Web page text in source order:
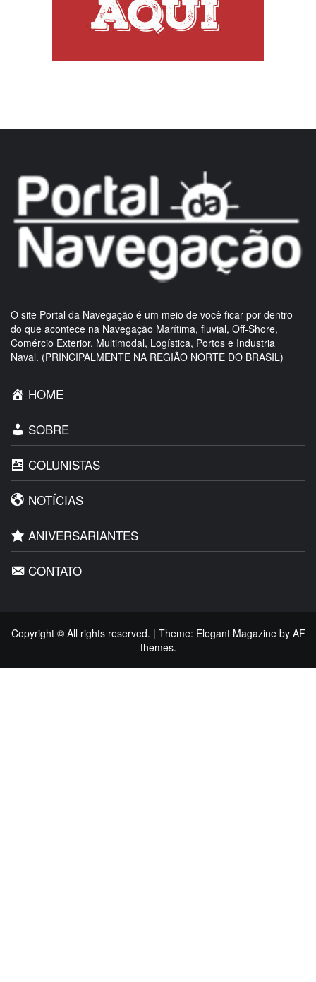
O site Portal da Navegação é um meio de você ficar por dentro
do que acontece na Navegação Marítima, fluvial, Off-Shore,
Comércio Exterior, Multimodal, Logística, Portos e Industria
Naval. (PRINCIPALMENTE NA REGIÃO NORTE DO BRASIL)
HOME
SOBRE
COLUNISTAS
NOTÍCIAS
ANIVERSARIANTES
CONTATO
Copyright © All rights reserved. | Theme: Elegant Magazineby AF
themes.